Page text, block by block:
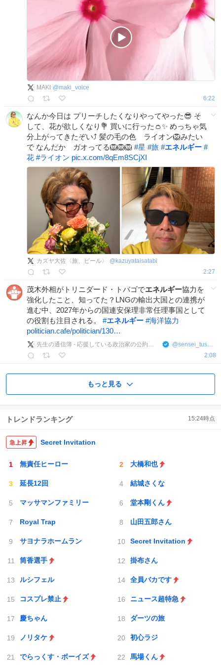
MAKI @maki_voice
6:22
なんか今日は プリーチしたくなりやってやった😎 そ
して、花が欲しくなり💐 買いに行った👛✨ めっちゃ気
分上がってきたぞい⤴︎ 髪の毛の色 ライオン🦁みたい
で なんだか ガオってる🦁🦁🦁 #星 #旅 #エネルギー #
花 #ライオン pic.x.com/8qEm8SCjXI
カズヤ大佐〈旅、ビール〉 @ kazuyataisatabi
2:27
茂木外相がトリニダード・トバゴでエネルギー協力を
強化したこと、知ってた？LNGの輸出大国との連携が
進む中、2027年からの国連安保理非常任理事国として
の役割も注目される。 #エネルギー #海洋協力
politician.cafe/politician/130…
先生の通信簿 - 応援している政治家の公約偏差値は？ @sensei_tushinbo
2:08
もっと見る
トレンドランキング 15:24時点
Secret Invitation
無責任ヒーロー 大橋和也
延長12回 結城さくな
マッサマンファミリー 堂本剛くん
Royal Trap 山田五郎さん
サヨナラホームラン Secret Invitation
筒香選手 掛布さん
ルシフェル 全員バカです
コスプレ禁止 ニュース超特急
慶ちゃん ダーツの旅
ノリタケ 初心ラジ
でらっくす・ボーイズ 馬場くん